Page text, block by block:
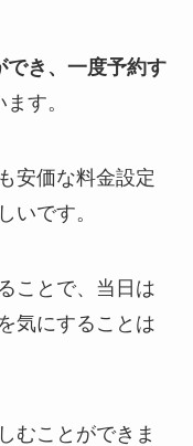
でき、一度予約す
す。
安価な料金設定
いです。
ことで、当日は
気にすることは
むことができま